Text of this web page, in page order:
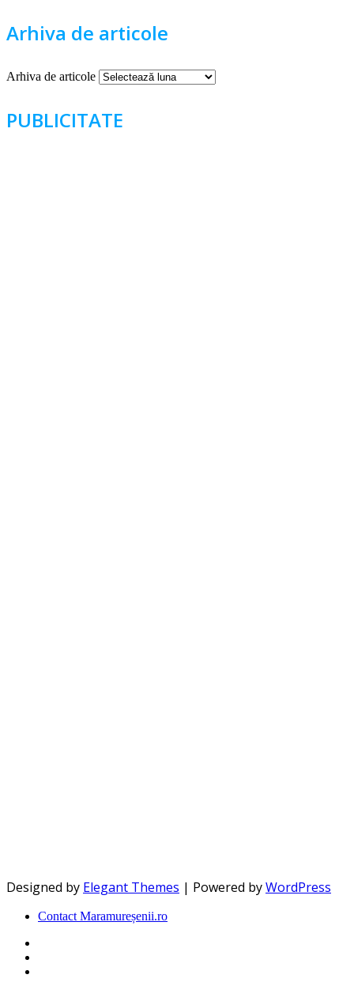
Arhiva de articole
Arhiva de articole
PUBLICITATE
Designed by Elegant Themes | Powered byWordPress
Contact Maramureșenii.ro